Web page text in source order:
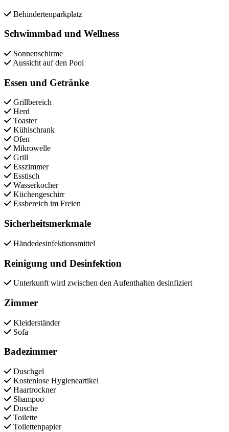
Behindertenparkplatz
Schwimmbad und Wellness
Sonnenschirme
Aussicht auf den Pool
Essen und Getränke
Grillbereich
Herd
Toaster
Kühlschrank
Ofen
Mikrowelle
Grill
Esszimmer
Esstisch
Wasserkocher
Küchengeschirr
Essbereich im Freien
Sicherheitsmerkmale
Händedesinfektionsmittel
Reinigung und Desinfektion
Unterkunft wird zwischen den Aufenthalten desinfiziert
Zimmer
Kleiderständer
Sofa
Badezimmer
Duschgel
Kostenlose Hygieneartikel
Haartrockner
Shampoo
Dusche
Toilette
Toilettenpapier